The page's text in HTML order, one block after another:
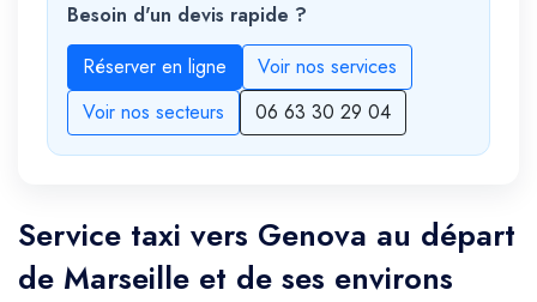
Besoin d'un devis rapide ?
Réserver en ligne
Voir nos services
Voir nos secteurs
06 63 30 29 04
Service taxi vers Genova au départ
de Marseille et de ses environs